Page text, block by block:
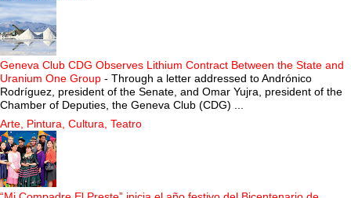
Geneva Club CDG Observes Lithium Contract Between the State and
Uranium One Group - Through a letter addressed to Andrónico
Rodríguez, president of the Senate, and Omar Yujra, president of the
Chamber of Deputies, the Geneva Club (CDG) ...
Arte, Pintura, Cultura, Teatro